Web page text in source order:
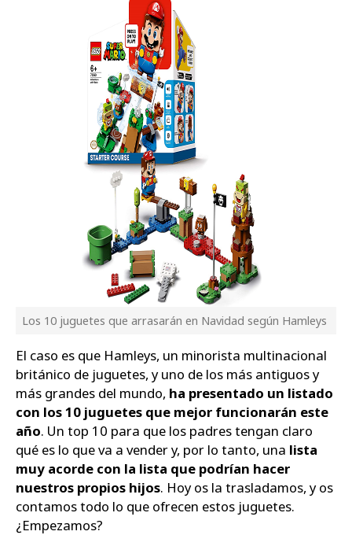
Los 10 juguetes que arrasarán en Navidad según Hamleys
El caso es que Hamleys, un minorista multinacional
británico de juguetes, y uno de los más antiguos y
más grandes del mundo, ha presentado un listado
con los 10 juguetes que mejor funcionarán este
año. Un top 10 para que los padres tengan claro
qué es lo que va a vender y, por lo tanto, una lista
muy acorde con la lista que podrían hacer
nuestros propios hijos. Hoy os la trasladamos, y os
contamos todo lo que ofrecen estos juguetes.
¿Empezamos?